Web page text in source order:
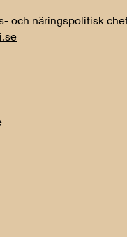
och näringspolitisk